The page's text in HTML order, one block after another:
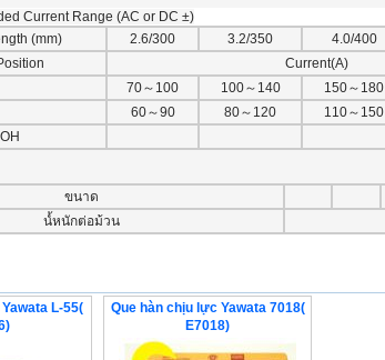
Current Range (AC or DC ±)
(mm)
2.6/300 3.2/350 4.0/400
Current(A)
70～100
100～140 150～180
60～90 80～120 110～150
ขนาด
นํ้หนักต่อม้วน
L-55(
Que hàn chịu lực Yawata 7018(
E7018)